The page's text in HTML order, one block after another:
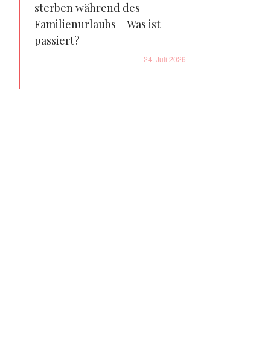
sterben während des
Familienurlaubs – Was ist
passiert?
24. Juli 2026